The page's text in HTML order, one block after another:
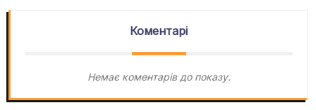
Коментарі
Немає коментарів до показу.